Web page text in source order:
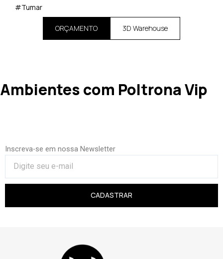
#Tumar
ORÇAMENTO 3D Warehouse
Ambientes com Poltrona Vip
Inscreva-se em nossa Newsletter
CADASTRAR